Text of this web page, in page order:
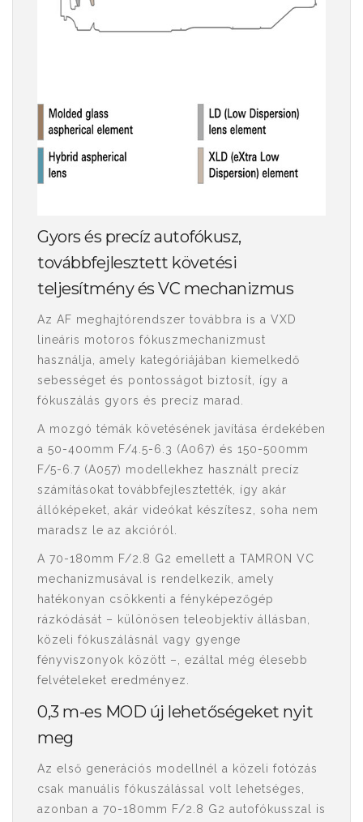
Gyors és precíz autofókusz,
továbbfejlesztett követési
teljesítmény és VC mechanizmus
Az AF meghajtórendszer továbbra is a VXD
lineáris motoros fókuszmechanizmust
használja, amely kategóriájában kiemelkedő
sebességet és pontosságot biztosít, így a
fókuszálás gyors és precíz marad.
A mozgó témák követésének javítása érdekében
a 50-400mm F/4.5-6.3 (A067) és 150-500mm
F/5-6.7 (A057) modellekhez használt precíz
számításokat továbbfejlesztették, így akár
állóképeket, akár videókat készítesz, soha nem
maradsz le az akcióról.
A 70-180mm F/2.8 G2 emellett a TAMRON VC
mechanizmusával is rendelkezik, amely
hatékonyan csökkenti a fényképezőgép
rázkódását – különösen teleobjektív állásban,
közeli fókuszálásnál vagy gyenge
fényviszonyok között –, ezáltal még élesebb
felvételeket eredményez.
0,3 m-es MOD új lehetőségeket nyit
meg
Az első generációs modellnél a közeli fotózás
csak manuális fókuszálással volt lehetséges,
azonban a 70-180mm F/2.8 G2 autofókusszal is